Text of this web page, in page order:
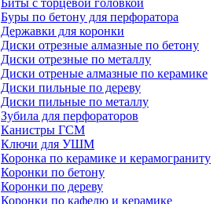
Биты с торцевой головкой
Буры по бетону для перфоратора
Державки для коронки
Диски отрезные алмазные по бетону
Диски отрезные по металлу
Диски отреные алмазные по керамике
Диски пильные по дереву
Диски пильные по металлу
Зубила для перфораторов
Канистры ГСМ
Ключи для УШМ
Коронка по керамике и керамограниту
Коронки по бетону
Коронки по дереву
Коронки по кафелю и керамике